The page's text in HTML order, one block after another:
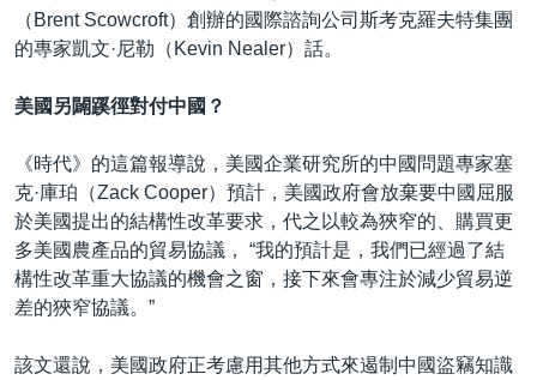
（Brent Scowcroft）創辦的國際諮詢公司斯考克羅夫特集團
的專家凱文·尼勒（Kevin Nealer）話。
美國另闢蹊徑對付中國？
《時代》的這篇報導說，美國企業研究所的中國問題專家塞
克·庫珀（Zack Cooper）預計，美國政府會放棄要中國屈服
於美國提出的結構性改革要求，代之以較為狹窄的、購買更
多美國農產品的貿易協議， “我的預計是，我們已經過了結
構性改革重大協議的機會之窗，接下來會專注於減少貿易逆
差的狹窄協議。”
該文還說，美國政府正考慮用其他方式來遏制中國盜竊知識